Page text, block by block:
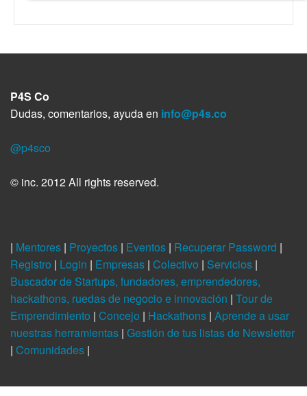
P4S Co
Dudas, comentarios, ayuda en info@p4s.co
@p4sco
© inc. 2012 All rights reserved.
| Mentores | Proyectos | Eventos | Recuperar Password |
Registro | Login | Empresas | Colectivo | Servicios |
Buscador de Startups, fundadores, emprendedores,
hackathons, ruedas de negocio e innovación | Tour de
Emprendimiento | Concejo | Hackathons | Aprende a usar
nuestras herramientas | Gestión de tus listas de Newsletter
| Comunidades |